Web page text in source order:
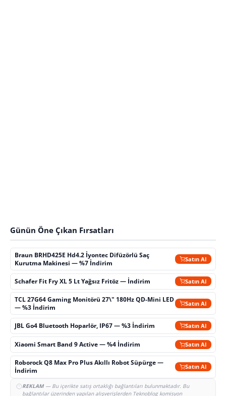
Günün Öne Çıkan Fırsatları
Braun BRHD425E Hd4.2 İyontec Difüzörlü Saç
Kurutma Makinesi — %7 İndirim
Satın Al
Schafer Fit Fry XL 5 Lt Yağsız Fritöz — İndirim Satın Al
TCL 27G64 Gaming Monitörü 27\" 180Hz QD-Mini LED
— %3 İndirim
Satın Al
JBL Go4 Bluetooth Hoparlör, IP67 — %3 İndirim Satın Al
Xiaomi Smart Band 9 Active — %4 İndirim Satın Al
Roborock Q8 Max Pro Plus Akıllı Robot Süpürge —
İndirim
Satın Al
REKLAM— Bu içerikte satış ortaklığı bağlantıları bulunmaktadır. Bu
bağlantılar üzerinden yapılan alışverişlerden Teknoblog komisyon